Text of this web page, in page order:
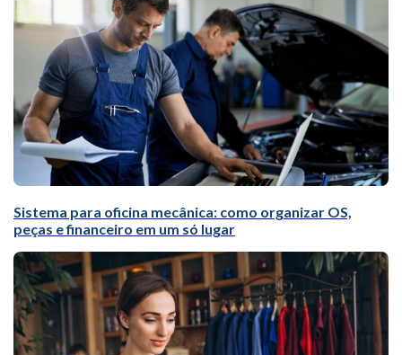
Sistema para oficina mecânica: como organizar OS,
peças e financeiro em um só lugar